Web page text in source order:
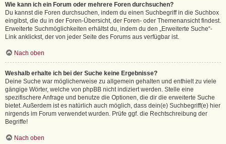
Wie kann ich ein Forum oder mehrere Foren durchsuchen?
Du kannst die Foren durchsuchen, indem du einen Suchbegriff in die Suchbox
eingibst, die du in der Foren-Übersicht, der Foren- oder Themenansicht findest.
Erweiterte Suchmöglichkeiten erhältst du, indem du den „Erweiterte Suche“-
Link anklickst, der von jeder Seite des Forums aus verfügbar ist.
Nach oben
Weshalb erhalte ich bei der Suche keine Ergebnisse?
Deine Suche war möglicherweise zu allgemein gehalten und enthielt zu viele
gängige Wörter, welche von phpBB nicht indiziert werden. Stelle eine
spezifischere Anfrage und benutze die Optionen, die dir die erweiterte Suche
bietet. Außerdem ist es natürlich auch möglich, dass dein(e) Suchbegriff(e) hier
nirgends im Forum verwendet wurden. Prüfe ggf. die Rechtschreibung der
Begriffe!
Nach oben